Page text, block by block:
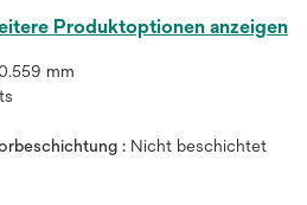
Produktoptionen anzeigen
mm
: Nicht beschichtet